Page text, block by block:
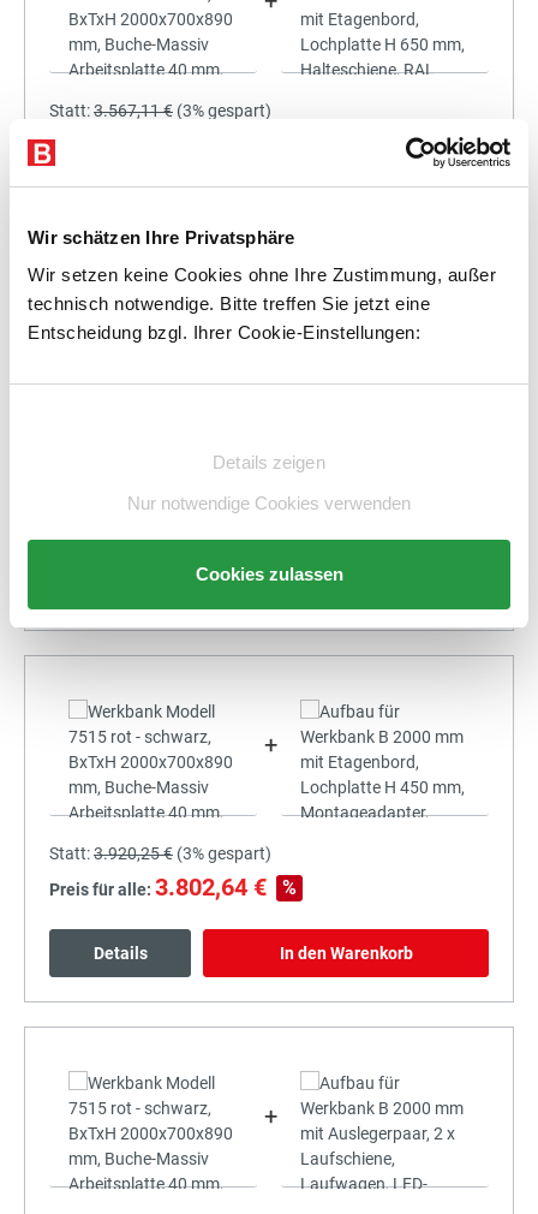
Wir schätzen Ihre Privatsphäre
Wir setzen keine Cookies ohne Ihre Zustimmung, außer
technisch notwendige. Bitte treffen Sie jetzt eine
Entscheidung bzgl. Ihrer Cookie-Einstellungen:
Details zeigen
Nur notwendige Cookies verwenden
Cookies zulassen
Statt:3.567,11 € (3%gespart)
Preis für alle:
3.628,04 € %
In den Warenkorb
+
Statt:3.920,25 € (3%gespart)
Preis für alle: 3.802,64 € %
Details In den Warenkorb
+